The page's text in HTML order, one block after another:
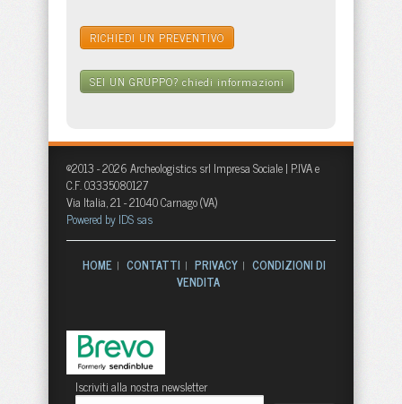
RICHIEDI UN PREVENTIVO
SEI UN GRUPPO? chiedi informazioni
©2013 - 2026 Archeologistics srl Impresa Sociale | P.IVA e
C.F. 03335080127
Via Italia, 21 - 21040 Carnago (VA)
Powered by IDS sas
HOME | CONTATTI | PRIVACY | CONDIZIONI DI
VENDITA
Iscriviti alla nostra newsletter